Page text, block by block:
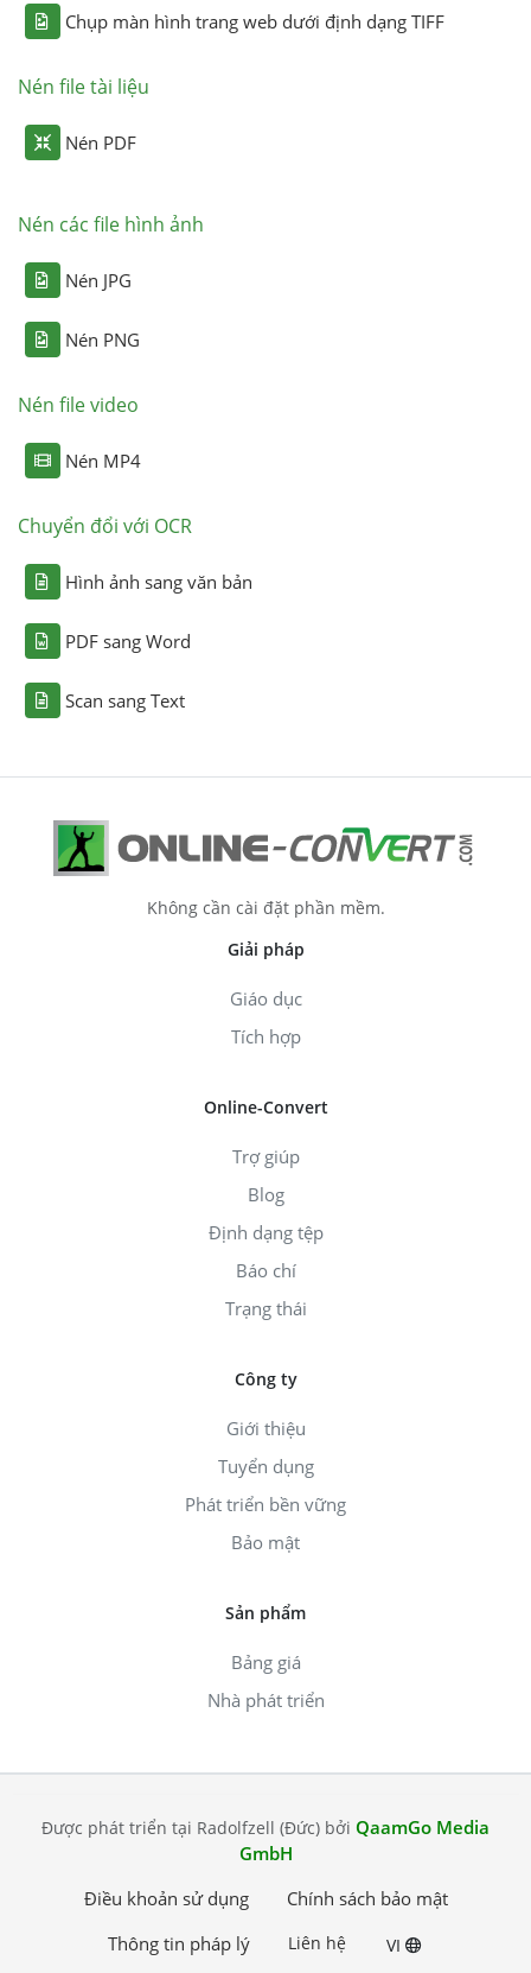
Chụp màn hình trang web dưới định dạng TIFF
Nén file tài liệu
Nén PDF
Nén các file hình ảnh
Nén JPG
Nén PNG
Nén file video
Nén MP4
Chuyển đổi với OCR
Hình ảnh sang văn bản
PDF sang Word
Scan sang Text
Không cần cài đặt phần mềm.
Giải pháp
Giáo dục
Tích hợp
Online-Convert
Trợ giúp
Blog
Định dạng tệp
Báo chí
Trạng thái
Công ty
Giới thiệu
Tuyển dụng
Phát triển bền vững
Bảo mật
Sản phẩm
Bảng giá
Nhà phát triển
Được phát triển tại Radolfzell (Đức) bởi QaamGo Media
GmbH
Điều khoản sử dụng
Chính sách bảo mật
Thông tin pháp lý
Liên hệ VI